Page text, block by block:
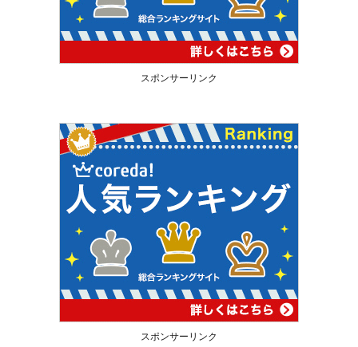
スポンサーリンク
スポンサーリンク